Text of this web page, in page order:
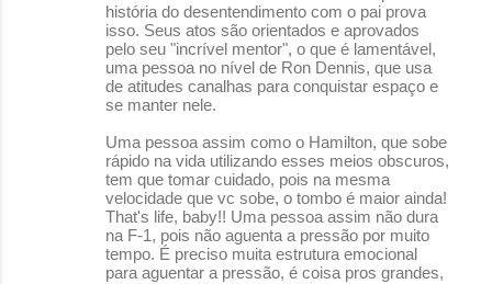
história do desentendimento com o pai prova
isso. Seus atos são orientados e aprovados
pelo seu "incrível mentor", o que é lamentável,
uma pessoa no nível de Ron Dennis, que usa
de atitudes canalhas para conquistar espaço e
se manter nele.
Uma pessoa assim como o Hamilton, que sobe
rápido na vida utilizando esses meios obscuros,
tem que tomar cuidado, pois na mesma
velocidade que vc sobe, o tombo é maior ainda!
That's life, baby!! Uma pessoa assim não dura
na F-1, pois não aguenta a pressão por muito
tempo. É preciso muita estrutura emocional
para aguentar a pressão, é coisa pros grandes,